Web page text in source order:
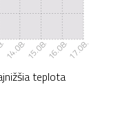
14.08.15.08.16.08.17.08.
teplota